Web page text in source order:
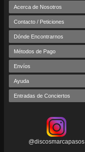
Acerca de Nosotros
Contacto / Peticiones
Dónde Encontrarnos
Métodos de Pago
Envíos
Ayuda
Entradas de Conciertos
@discosmarcapasos